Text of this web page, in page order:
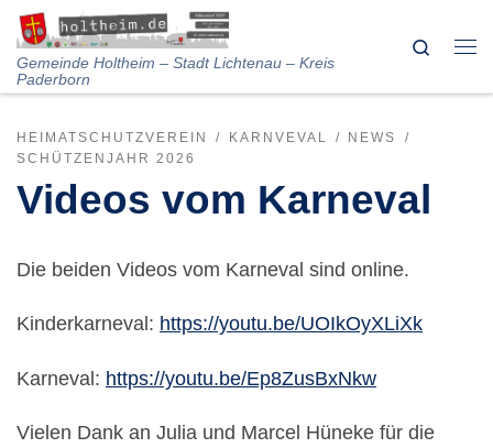
Skip to content
Gemeinde Holtheim – Stadt Lichtenau – Kreis
Paderborn
Search
HEIMATSCHUTZVEREIN KARNVEVAL
NEWS
SCHÜTZENJAHR 2026
Videos vom Karneval
Die beiden Videos vom Karneval sind online.
Kinderkarneval: https://youtu.be/UOIkOyXLiXk
Karneval: https://youtu.be/Ep8ZusBxNkw
Vielen Dank an Julia und Marcel Hüneke für die